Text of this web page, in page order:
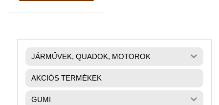
JÁRMŰVEK, QUADOK, MOTOROK
AKCIÓS TERMÉKEK
GUMI